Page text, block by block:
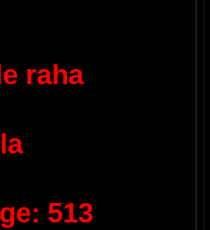
raha
513